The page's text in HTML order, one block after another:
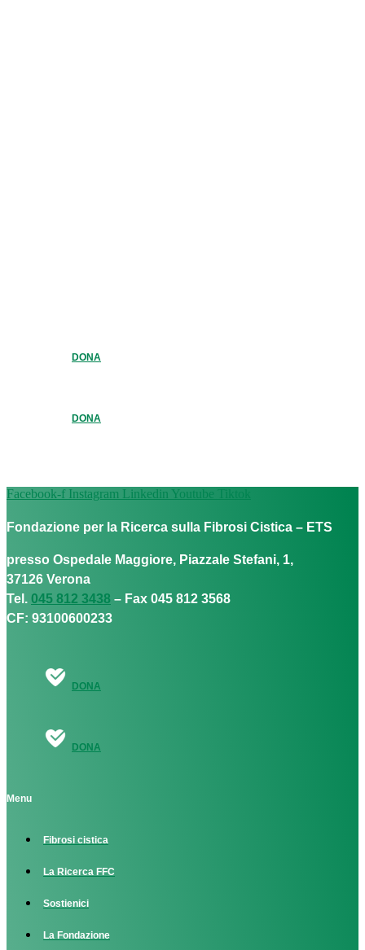
DONA
DONA
Facebook-f Instagram Linkedin Youtube Tiktok
Fondazione per la Ricerca sulla Fibrosi Cistica – ETS
presso Ospedale Maggiore, Piazzale Stefani, 1,
37126 Verona
Tel. 045 812 3438 – Fax 045 812 3568
CF: 93100600233
DONA
DONA
Menu
Fibrosi cistica
La Ricerca FFC
Sostienici
La Fondazione